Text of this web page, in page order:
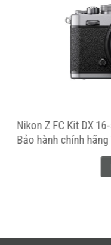
Nikon Z50 Kit
hành chính